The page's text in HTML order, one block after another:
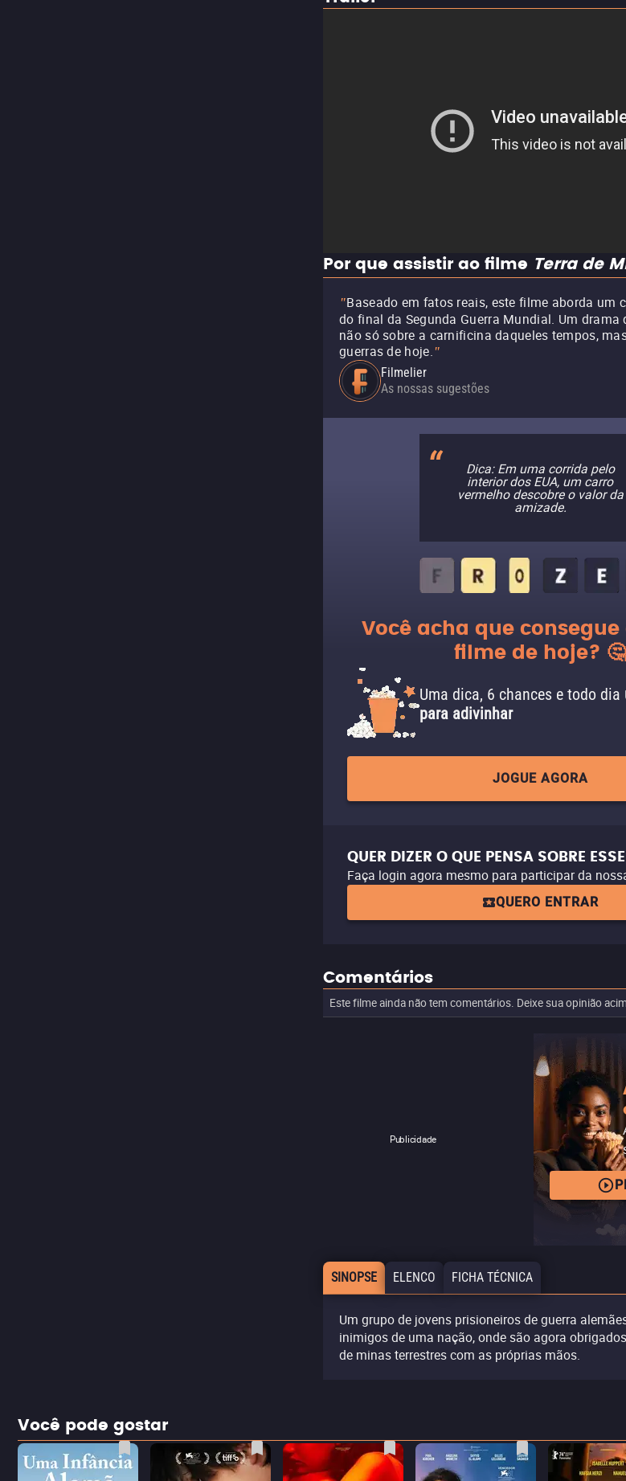
Por que assistir ao filme Terra de
"Baseado em fatos reais, este filme aborda um
do final da Segunda Guerra Mundial. Um drama
não só sobre a carnificina daqueles tempos,
guerras de hoje."
Filmelier
As nossas sugestões
Dica: Em uma corrida pelo
interior dos EUA, um carro
vermelho descobre o valor da
amizade.
Você acha que
filme de hoje? 🤔
Uma dica, 6 chances e todo dia
para adivinhar
JOGUE AGORA
QUER DIZER O QUE PENSA SOBRE
Faça login agora mesmo para participar da
QUERO ENTRAR
Comentários
Este filme ainda não tem comentários. Deixe sua opinião
Publicidade
SINOPSE ELENCO FICHA TÉCNICA
Um grupo de jovens prisioneiros de guerra
inimigos de uma nação, onde são agora
de minas terrestres com as próprias mãos.
Você pode gostar